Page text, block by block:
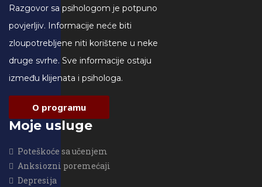
Razgovor sa psihologom je potpuno
povjerljiv. Informacije neće biti
zloupotrebljene niti korištene u neke
druge svrhe. Sve informacije ostaju
između klijenata i psihologa.
O programu
Moje usluge
Poteškoće sa učenjem
Anksiozni poremećaji
Depresija